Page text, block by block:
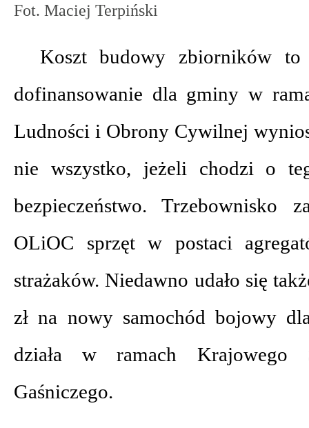
Fot. Maciej Terpiński
Koszt budowy zbiorników
dofinansowanie dla gminy w
Ludności i Obrony Cywilnej
nie wszystko, jeżeli chodzi o
bezpieczeństwo. Trzebownisko
OLiOC sprzęt w postaci
strażaków. Niedawno udało się
zł na nowy samochód bojowy
działa w ramach Krajowego
Gaśniczego.